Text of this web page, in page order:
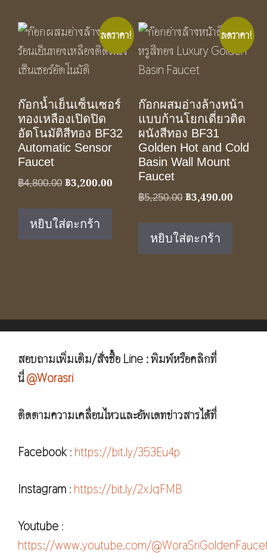
ลดราคา!
ก๊อกน้ำเย็นเซ็นเซอร์
ทองเหลืองเปิดปิด
อัตโนมัติสีทอง BF32
Automatic Sensor
Faucet
฿4,800.00 Original
฿4,800.00.
฿3,200.00 Current
หยิบใส่ตะกร้า
ลดราคา!
ก๊อกผสมอ่างล้­างหน้า
แบบก้านโยกเดี่ยวติด
ผนังสีทอง BF31
Golden Hot and Cold
Basin Wall Mount
Faucet
฿5,250.00 Original
฿5,250.00.
฿3,490.00Current
หยิบใส่ตะกร้า
สอบถามเพิ่มเติม/สั่งซื้อ Line : พิมพ์หรือคลิกที่
นี่@Worasri
ติดตามความเคลื่อนไหวและอัพเดทข่าวสารได้ที่
Facebook : https://bit.ly/353Eu4p
Instagram : https://bit.ly/2xJqFMB
Youtube :
https://www.youtube.com/